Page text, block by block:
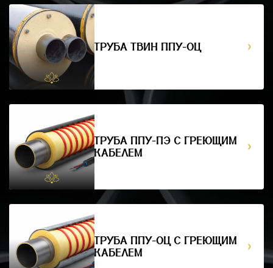
ТРУБА ТВИН ППУ-ОЦ
ТРУБА ППУ-ПЭ С ГРЕЮЩИМ
КАБЕЛЕМ
ТРУБА ППУ-ОЦ С ГРЕЮЩИМ
КАБЕЛЕМ